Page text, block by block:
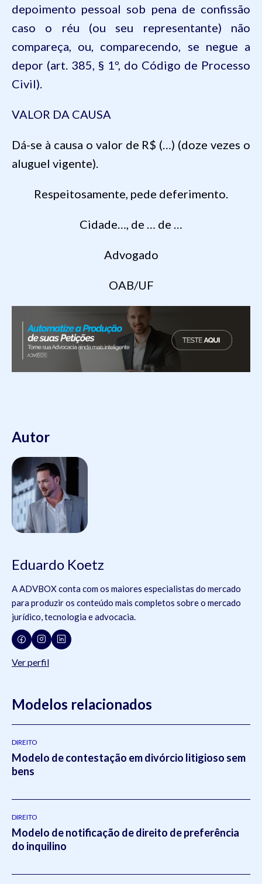
depoimento pessoal sob pena de confissão
caso o réu (ou seu representante) não
compareça, ou, comparecendo, se negue a
depor (art. 385, § 1º, do Código de Processo
Civil).
VALOR DA CAUSA
Dá-se à causa o valor de R$ (…) (dozevezes o
aluguel vigente).
Respeitosamente, pede deferimento.
Cidade…, de … de …
Advogado
OAB/UF
Autor
Eduardo Koetz
A ADVBOX conta com os maiores especialistas do mercado
para produzir os conteúdo mais completos sobre o mercado
jurídico, tecnologia e advocacia.
Ver perfil
Modelos relacionados
DIREITO
Modelo de contestação em divórcio litigioso sem
bens
DIREITO
Modelo de notificação de direito de preferência
do inquilino